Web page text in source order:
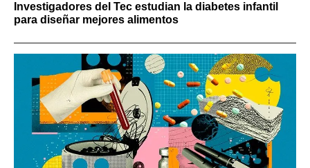
Investigadores del Tec estudian la diabetes infantil
para diseñar mejores alimentos